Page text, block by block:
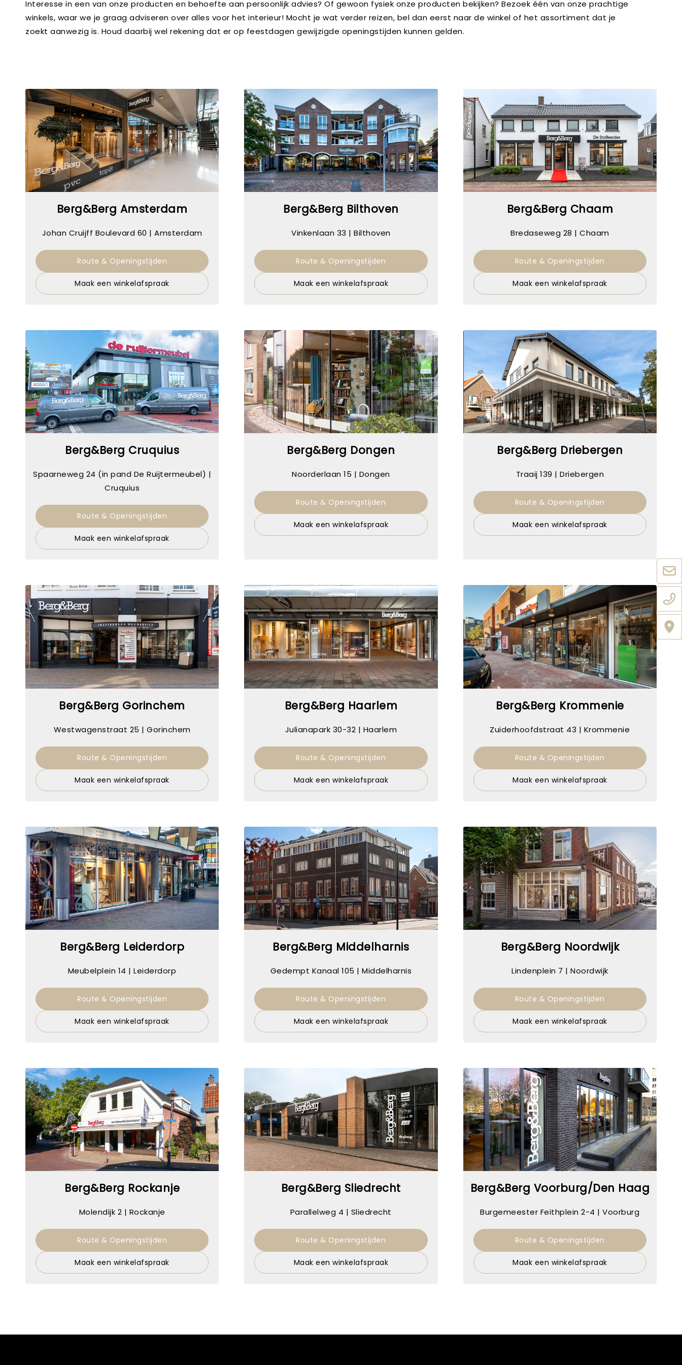
Interesse in een van onze producten en behoefte aan persoonlijk advies? Of gewoon fysiek onze producten bekijken? Bezoek één van onze prachtige
winkels, waar we je graag adviseren over alles voor het interieur! Mocht je wat verder reizen, bel dan eerst naar de winkel of het assortiment dat je
zoekt aanwezig is. Houd daarbij wel rekening dat er op feestdagen gewijzigde openingstijden kunnen gelden.
Berg&Berg Amsterdam
Johan Cruijff Boulevard 60 | Amsterdam
Route & Openingstijden
Maak een winkelafspraak
Berg&Berg Bilthoven
Vinkenlaan 33 | Bilthoven
Route & Openingstijden
Maak een winkelafspraak
Berg&Berg Chaam
Bredaseweg 28 | Chaam
Route & Openingstijden
Maak een winkelafspraak
Berg&Berg Cruquius
Spaarneweg 24 (in pand De Ruijtermeubel) |
Cruquius
Route & Openingstijden
Maak een winkelafspraak
Berg&Berg Dongen
Noorderlaan 15 | Dongen
Route & Openingstijden
Maak een winkelafspraak
Berg&Berg Driebergen
Traaij 139 | Driebergen
Route & Openingstijden
Maak een winkelafspraak
Berg&Berg Gorinchem
Westwagenstraat 25 | Gorinchem
Route & Openingstijden
Maak een winkelafspraak
Berg&Berg Haarlem
Julianapark 30-32 | Haarlem
Route & Openingstijden
Maak een winkelafspraak
Berg&Berg Krommenie
Zuiderhoofdstraat 43 | Krommenie
Route & Openingstijden
Maak een winkelafspraak
Berg&Berg Leiderdorp
Meubelplein 14 | Leiderdorp
Route & Openingstijden
Maak een winkelafspraak
Berg&Berg Middelharnis
Gedempt Kanaal 105 | Middelharnis
Route & Openingstijden
Maak een winkelafspraak
Berg&Berg Noordwijk
Lindenplein 7 | Noordwijk
Route & Openingstijden
Maak een winkelafspraak
Berg&Berg Rockanje
Molendijk 2 | Rockanje
Route & Openingstijden
Maak een winkelafspraak
Berg&Berg Sliedrecht
Parallelweg 4 | Sliedrecht
Route & Openingstijden
Maak een winkelafspraak
Berg&Berg Voorburg/Den Haag
Burgemeester Feithplein 2-4 | Voorburg
Route & Openingstijden
Maak een winkelafspraak